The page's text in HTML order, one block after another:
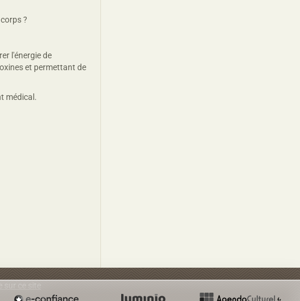
?
l'énergie de
et permettant de
médical.